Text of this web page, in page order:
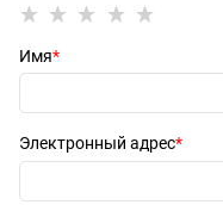
Имя
Электронный адрес